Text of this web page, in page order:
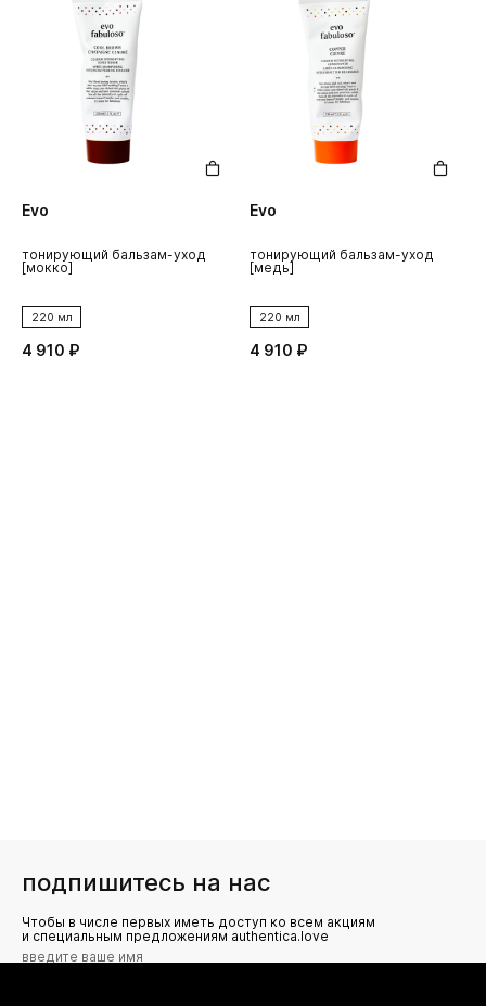
Evo
тонирующий бальзам-уход
[мокко]
220 мл
4 910 ₽
Evo
тонирующий бальзам-уход
[медь]
220 мл
4 910 ₽
подпишитесь на нас
Чтобы в числе первых иметь доступ ко всем акциям
и специальным предложениям authentica.love